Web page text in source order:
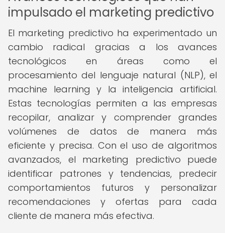
impulsado el marketing predictivo
El marketing predictivo ha experimentado un
cambio radical gracias a los avances
tecnológicos en áreas como el
procesamiento del lenguaje natural (NLP), el
machine learning y la inteligencia artificial.
Estas tecnologías permiten a las empresas
recopilar, analizar y comprender grandes
volúmenes de datos de manera más
eficiente y precisa. Con el uso de algoritmos
avanzados, el marketing predictivo puede
identificar patrones y tendencias, predecir
comportamientos futuros y personalizar
recomendaciones y ofertas para cada
cliente de manera más efectiva.